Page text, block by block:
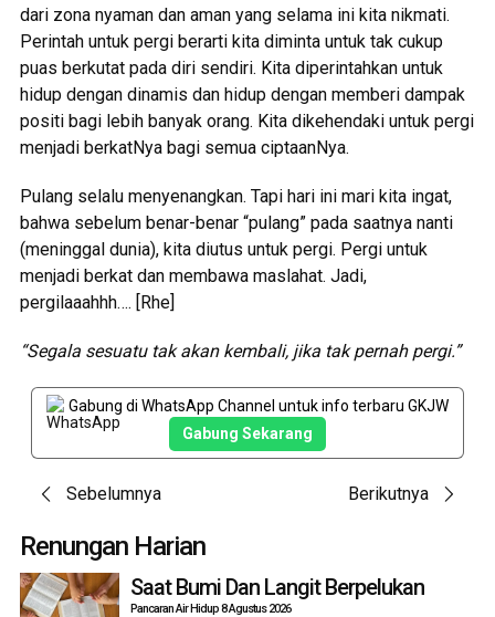
dari zona nyaman dan aman yang selama ini kita nikmati.
Perintah untuk pergi berarti kita diminta untuk tak cukup
puas berkutat pada diri sendiri. Kita diperintahkan untuk
hidup dengan dinamis dan hidup dengan memberi dampak
positi bagi lebih banyak orang. Kita dikehendaki untuk pergi
menjadi berkatNya bagi semua ciptaanNya.
Pulang selalu menyenangkan. Tapi hari ini mari kita ingat,
bahwa sebelum benar-benar “pulang” pada saatnya nanti
(meninggal dunia), kita diutus untuk pergi. Pergi untuk
menjadi berkat dan membawa maslahat. Jadi,
pergilaaahhh…. [Rhe]
“Segala sesuatu tak akan kembali, jika tak pernah pergi.”
Gabung di WhatsApp Channel untuk info terbaru GKJW
Gabung Sekarang
Post
navigation
Sebelumnya Berikutnya
Renungan Harian
Saat Bumi Dan Langit Berpelukan
Pancaran Air Hidup 8 Agustus 2026